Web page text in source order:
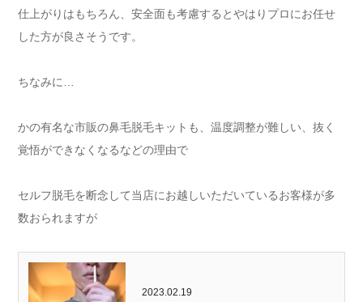
仕上がりはもちろん、安全面も考慮するとやはりプロにお任せ
した方が良さそうです。
ちなみに…
かの有名な市販の鼻毛脱毛キットも、温度調整が難しい、抜く
覚悟ができなくなるなどの理由で
セルフ脱毛を断念して当店にお越しいただいているお客様が多
数おられますが
2023.02.19